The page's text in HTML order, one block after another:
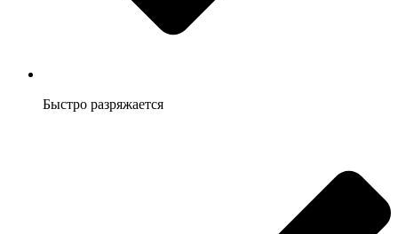
Быстро разряжается